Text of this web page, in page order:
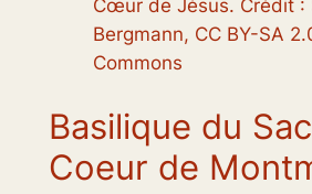
Cœur de Jésus. Crédit :
Bergmann, CC BY-SA
Commons
Basilique du
Coeur de